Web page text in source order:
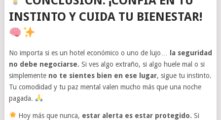
INSTINTO Y CUIDA TU BIENESTAR!
No importa si es un hotel económico o uno de lujo… la seguridad
no debe negociarse. Si ves algo extraño, si algo huele mal o si
simplemente no te sientes bien en ese lugar, sigue tu instinto.
Tu comodidad y tu paz mental valen mucho más que una noche
pagada.
Hoy más que nunca, estar alerta es estar protegido. Si